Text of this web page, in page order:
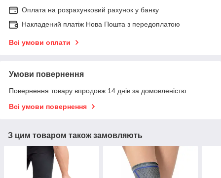
Оплата на розрахунковий рахунок у банку
Накладений платіж Нова Пошта з передоплатою
Всі умови оплати
Умови повернення
Повернення товару впродовж 14 днів за домовленістю
Всі умови повернення
З цим товаром також замовляють